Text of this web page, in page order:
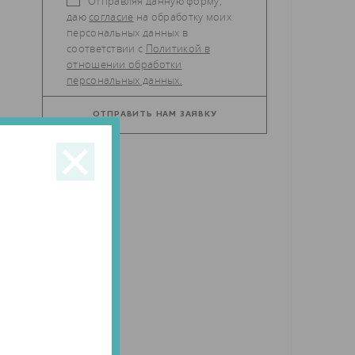
даю согласие
персональных данных в
соответствии с Политикой в
отношении обработки
персональных данных.